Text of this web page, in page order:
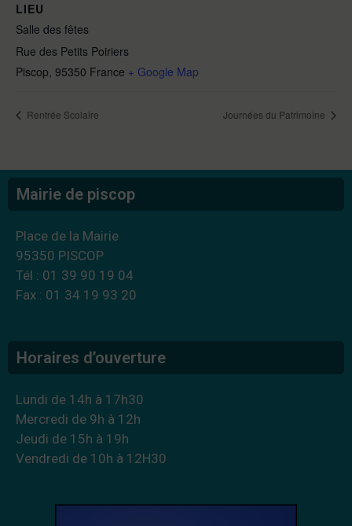
LIEU
Salle des fêtes
Rue des Petits Poiriers
Piscop, 95350 France + Google Map
Rentrée Scolaire Journées du Patrimoine
Mairie de piscop
Place de la Mairie
95350 PISCOP
Tél : 01 39 90 19 04
Fax : 01 34 19 93 20
Horaires d’ouverture
Lundi de 14h à 17h30
Mercredi de 9h à 12h
Jeudi de 15h à 19h
Vendredi de 10h à 12H30